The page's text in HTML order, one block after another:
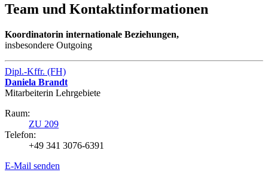
Team und Kontaktinformationen
Koordinatorin internationale Beziehungen,
insbesondere Outgoing
Dipl.-Kffr. (FH)
Daniela Brandt
Mitarbeiterin Lehrgebiete
Raum:
ZU 209
Telefon:
+49 341 3076-6391
E-Mail senden